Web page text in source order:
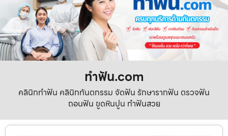
ทําฟัน.com
คลินิกทำฟัน คลินิกทันตกรรม จัดฟัน รักษารากฟัน ตรวจฟัน
ถอนฟัน ขูดหินปูน ทำฟันสวย